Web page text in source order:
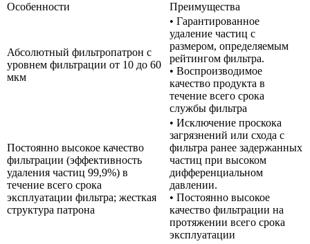
Особенности
Преимущества
Абсолютный фильтропатрон с
уровнем фильтрации от 10 до 60
мкм
• Гарантированное
удаление частиц с
размером, определяемым
рейтингом фильтра.
• Воспроизводимое
качество продукта в
течение всего срока
службы фильтра
Постоянно высокое качество
фильтрации (эффективность
удаления частиц 99,9%) в
течение всего срока
эксплуатации фильтра; жесткая
структура патрона
• Исключение проскока
загрязнений или схода с
фильтра ранее задержанных
частиц при высоком
дифференциальном
давлении.
• Постоянно высокое
качество фильтрации на
протяжении всего срока
эксплуатации